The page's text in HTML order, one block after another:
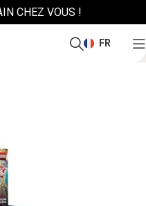
CHEZ VOUS !
FR